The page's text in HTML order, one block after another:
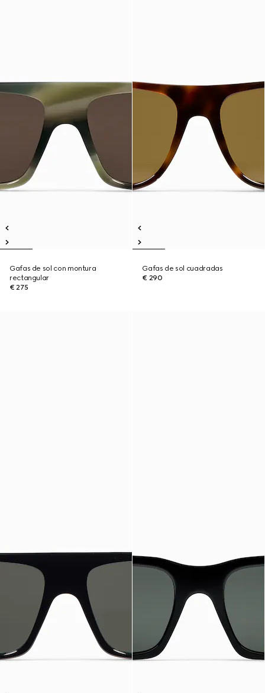
Gafas de sol con montura
rectangular
€ 275
Gafas de sol cuadradas
€ 290